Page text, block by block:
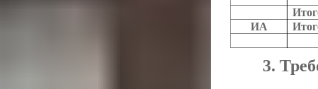
ИА
3.